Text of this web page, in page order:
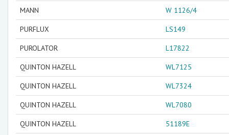
MANN W 1126/4
PURFLUX LS149
PUROLATOR L17822
QUINTON HAZELL WL7125
QUINTON HAZELL WL7324
QUINTON HAZELL WL7080
QUINTON HAZELL 51189E